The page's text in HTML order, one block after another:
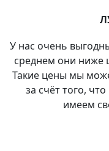
У нас очень
среднем они ниже
Такие цены мы
за счёт того,
имеем